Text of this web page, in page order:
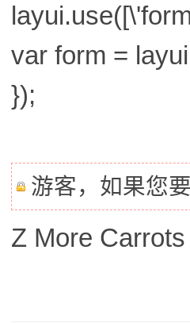
var form =
});
游客，如果您
Z More Carrots